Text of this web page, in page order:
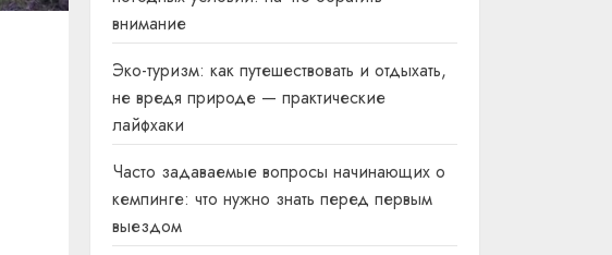
внимание
Эко-туризм: как путешествовать и отдыхать,
не вредя природе — практические
лайфхаки
Часто задаваемые вопросы начинающих о
кемпинге: что нужно знать перед первым
выездом